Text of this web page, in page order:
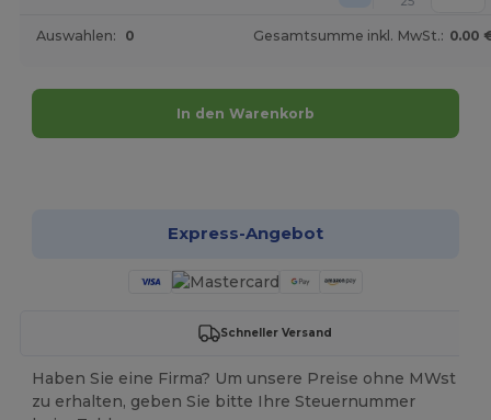
Auswahlen: 0 Gesamtsumme inkl. MwSt.: 0.00
In den Warenkorb
Express-Angebot
Schneller Versand
Haben Sie eine Firma? Um unsere Preise ohne MWst
zu erhalten, geben Sie bitte Ihre Steuernummer